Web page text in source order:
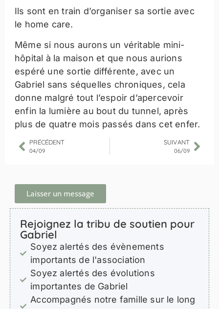
Ils sont en train d’organiser sa sortie avec
le home care.
Même si nous aurons un véritable mini-
hôpital à la maison et que nous aurions
espéré une sortie différente, avec un
Gabriel sans séquelles chroniques, cela
donne malgré tout l’espoir d’apercevoir
enfin la lumière au bout du tunnel, après
plus de quatre mois passés dans cet enfer.
PRÉCÉDENT
04/09
SUIVANT
06/09
Laisser un message
Rejoignez la tribu de soutien pour
Gabriel
Soyez alertés des évènements
importants de l'association
Soyez alertés des évolutions
importantes de Gabriel
Accompagnés notre famille sur le long